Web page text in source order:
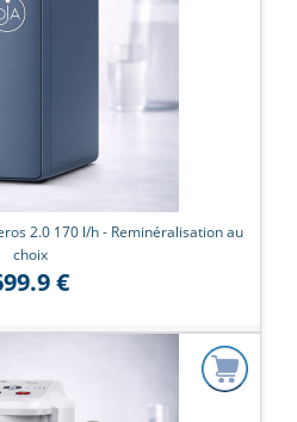
2.0 170 l/h - Reminéralisation au
choix
€